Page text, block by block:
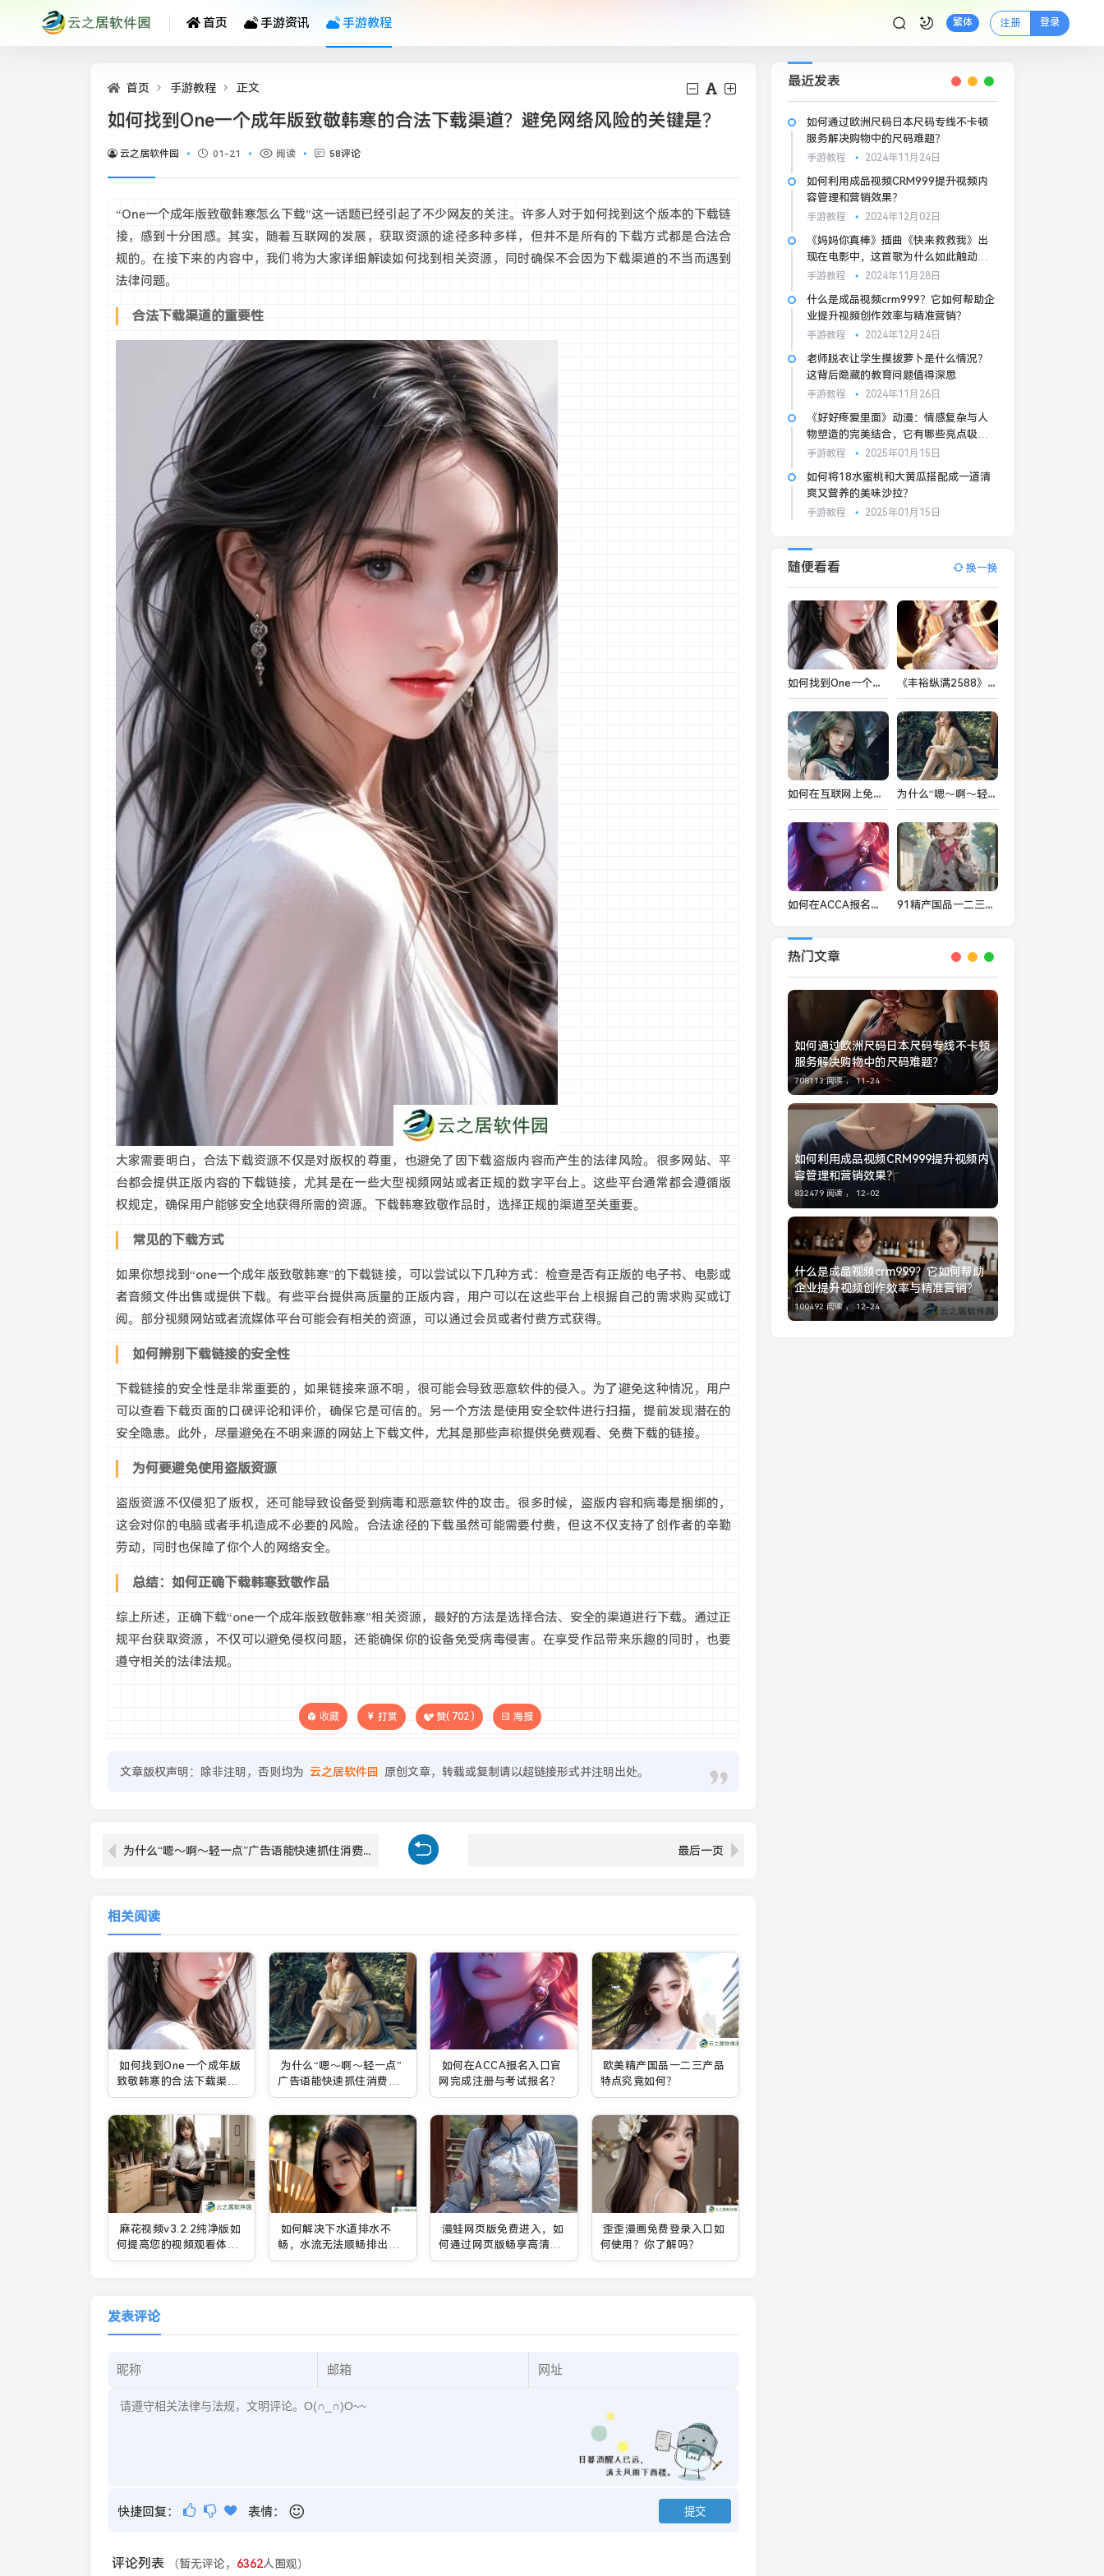
首页 手游资讯 手游教程 繁体 注册 登录
首页 手游教程 正文
如何找到One一个成年版致敬韩寒的合法下载渠道？避免网络风险的关键是？
云之居软件园 01-21 阅读 58评论
“One一个成年版致敬韩寒怎么下载”这一话题已经引起了不少网友的关注。许多人对于如何找到这个版本的下载链
接，感到十分困惑。其实，随着互联网的发展，获取资源的途径多种多样，但并不是所有的下载方式都是合法合
规的。在接下来的内容中，我们将为大家详细解读如何找到相关资源，同时确保不会因为下载渠道的不当而遇到
法律问题。
合法下载渠道的重要性
大家需要明白，合法下载资源不仅是对版权的尊重，也避免了因下载盗版内容而产生的法律风险。很多网站、平
台都会提供正版内容的下载链接，尤其是在一些大型视频网站或者正规的数字平台上。这些平台通常都会遵循版
权规定，确保用户能够安全地获得所需的资源。下载韩寒致敬作品时，选择正规的渠道至关重要。
常见的下载方式
如果你想找到“one一个成年版致敬韩寒”的下载链接，可以尝试以下几种方式：检查是否有正版的电子书、电影或
者音频文件出售或提供下载。有些平台提供高质量的正版内容，用户可以在这些平台上根据自己的需求购买或订
阅。部分视频网站或者流媒体平台可能会有相关的资源，可以通过会员或者付费方式获得。
如何辨别下载链接的安全性
下载链接的安全性是非常重要的，如果链接来源不明，很可能会导致恶意软件的侵入。为了避免这种情况，用户
可以查看下载页面的口碑评论和评价，确保它是可信的。另一个方法是使用安全软件进行扫描，提前发现潜在的
安全隐患。此外，尽量避免在不明来源的网站上下载文件，尤其是那些声称提供免费观看、免费下载的链接。
为何要避免使用盗版资源
盗版资源不仅侵犯了版权，还可能导致设备受到病毒和恶意软件的攻击。很多时候，盗版内容和病毒是捆绑的，
这会对你的电脑或者手机造成不必要的风险。合法途径的下载虽然可能需要付费，但这不仅支持了创作者的辛勤
劳动，同时也保障了你个人的网络安全。
总结：如何正确下载韩寒致敬作品
综上所述，正确下载“one一个成年版致敬韩寒”相关资源，最好的方法是选择合法、安全的渠道进行下载。通过正
规平台获取资源，不仅可以避免侵权问题，还能确保你的设备免受病毒侵害。在享受作品带来乐趣的同时，也要
遵守相关的法律法规。
收藏 打赏 赞( 702 ) 海报
文章版权声明：除非注明，否则均为 云之居软件园 原创文章，转载或复制请以超链接形式并注明出处。
为什么“嗯～啊～轻一点”广告语能快速抓住消费者心？探索其成功背后的原因 最后一页
相关阅读
如何找到One一个成年版
致敬韩寒的合法下载渠
道？避免网络风险的关键
是？
为什么“嗯～啊～轻一点”
广告语能快速抓住消费者
心？探索其成功背后的原
因
如何在ACCA报名入口官
网完成注册与考试报名？
欧美精产国品一二三产品
特点究竟如何？
麻花视频v3.2.2纯净版如
何提高您的视频观看体
验？
如何解决下水道排水不
畅，水流无法顺畅排出的
问题？
漫蛙网页版免费进入，如
何通过网页版畅享高清漫
画？
歪歪漫画免费登录入口如
何使用？你了解吗？
发表评论
快捷回复： 表情：
评论列表 （暂无评论， 6362人围观）
最近发表
如何通过欧洲尺码日本尺码专线不卡顿
服务解决购物中的尺码难题？
手游教程 2024年11月24日
如何利用成品视频CRM999提升视频内
容管理和营销效果？
手游教程 2024年12月02日
《妈妈你真棒》插曲《快来救救我》出
现在电影中，这首歌为什么如此触动人
心？
手游教程 2024年11月28日
什么是成品视频crm999？它如何帮助企
业提升视频创作效率与精准营销？
手游教程 2024年12月24日
老师脱衣让学生摸拔萝卜是什么情况？
这背后隐藏的教育问题值得深思
手游教程 2024年11月26日
《好好疼爱里面》动漫：情感复杂与人
物塑造的完美结合，它有哪些亮点吸引
观众？
手游教程 2025年01月15日
如何将18水蜜桃和大黄瓜搭配成一道清
爽又营养的美味沙拉？
手游教程 2025年01月15日
随便看看 换一换
如何找到One一个成年版致敬韩寒的合法下载渠道？避免网络风险的关键是？ 《丰裕纵满2588》最火的一句电影台词是什么？为何它如此吸引人？
如何在互联网上免费读洞洞杂货铺漫画？探索更多漫画资源的最佳途径 为什么“嗯～啊～轻一点”广告语能快速抓住消费者心？探索其成功背后的原因
如何在ACCA报名入口官网完成注册与考试报名？ 91精产国品一二三产区的最佳使用方法：如何根据不同区域进行科学施用？
热门文章
如何通过欧洲尺码日本尺码专线不卡顿
服务解决购物中的尺码难题？
708113 阅读 ， 11-24
如何利用成品视频CRM999提升视频内
容管理和营销效果？
832479 阅读 ， 12-02
什么是成品视频crm999？它如何帮助
企业提升视频创作效率与精准营销？
100492 阅读 ， 12-24